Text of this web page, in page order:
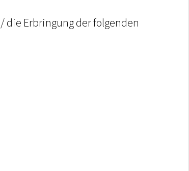
/ die Erbringung der folgenden